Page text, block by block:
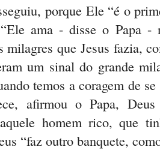
porque Ele “é o
ama - disse o Papa -
milagres que Jesus fazia,
um sinal do grande
temos a coragem de
afirmou o Papa,
homem rico, que
“faz outro banquete,